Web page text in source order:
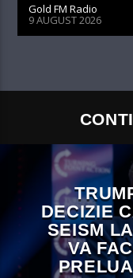
Gold FM Radio
9 AUGUST 2026
DECIZIE
SEISM
VA